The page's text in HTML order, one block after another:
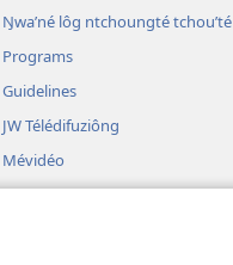
Ŋwa’né lôg ntchoungté tchou’té
Programs
Guidelines
JW Télédifuziông
Mévidéo
Muzik